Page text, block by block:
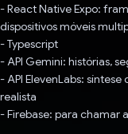
- React Native Expo:
dispositivos móveis
- Typescript
- API Gemini: histórias,
- API ElevenLabs:
realista
- Firebase: para chamar